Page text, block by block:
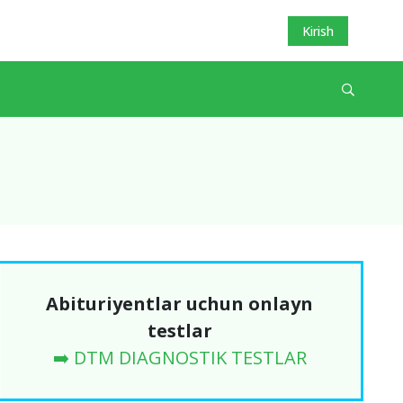
Kirish
Abituriyentlar uchun onlayn
testlar
➡️ DTM DIAGNOSTIK TESTLAR